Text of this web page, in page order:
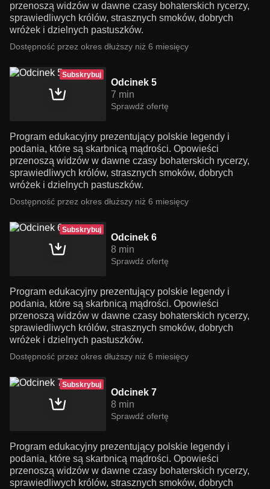
przenoszą widzów w dawne czasy bohaterskich rycerzy,
sprawiedliwych królów, strasznych smoków, dobrych
wróżek i dzielnych pastuszków.
Dostępność przez okres dłuższy niż 6 miesięcy
Subskrybuj
Odcinek 5
7 min
Sprawdź ofertę
Program edukacyjny prezentujący polskie legendy i
podania, które są skarbnicą mądrości. Opowieści
przenoszą widzów w dawne czasy bohaterskich rycerzy,
sprawiedliwych królów, strasznych smoków, dobrych
wróżek i dzielnych pastuszków.
Dostępność przez okres dłuższy niż 6 miesięcy
Subskrybuj
Odcinek 6
8 min
Sprawdź ofertę
Program edukacyjny prezentujący polskie legendy i
podania, które są skarbnicą mądrości. Opowieści
przenoszą widzów w dawne czasy bohaterskich rycerzy,
sprawiedliwych królów, strasznych smoków, dobrych
wróżek i dzielnych pastuszków.
Dostępność przez okres dłuższy niż 6 miesięcy
Subskrybuj
Odcinek 7
8 min
Sprawdź ofertę
Program edukacyjny prezentujący polskie legendy i
podania, które są skarbnicą mądrości. Opowieści
przenoszą widzów w dawne czasy bohaterskich rycerzy,
sprawiedliwych królów, strasznych smoków, dobrych